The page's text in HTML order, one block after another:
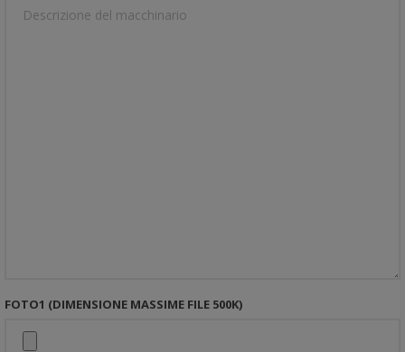
FOTO1 (DIMENSIONE MASSIME FILE 500K)